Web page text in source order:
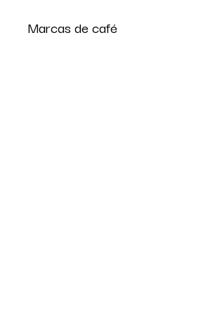
Marcas de café